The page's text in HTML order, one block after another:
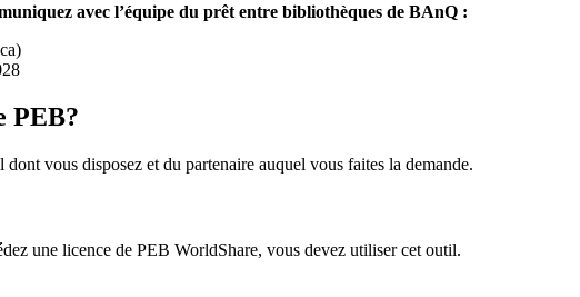
avec l’équipe du prêt entre bibliothèques de BAnQ :
)
PEB?
vous disposez et du partenaire auquel vous faites la demande.
une licence de PEB WorldShare, vous devez utiliser cet outil.